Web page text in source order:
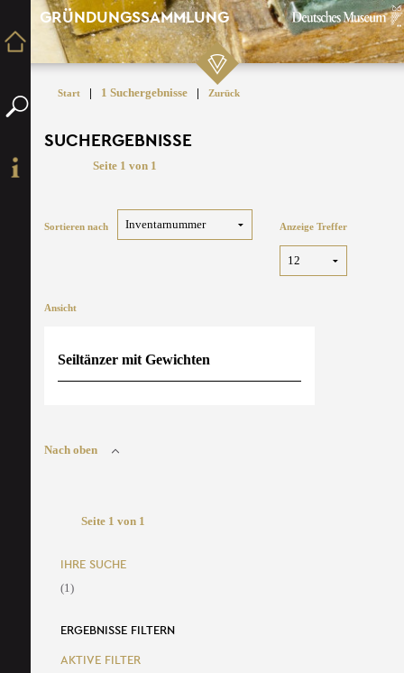
GRÜNDUNGSSAMMLUNG
Start | 1 Suchergebnisse | Zurück
SUCHERGEBNISSE
Seite 1 von 1
Sortieren nach Anzeige Treffer
Ansicht
Seiltänzer mit Gewichten
Nach oben
Seite 1 von 1
IHRE SUCHE
(1)
ERGEBNISSE FILTERN
AKTIVE FILTER